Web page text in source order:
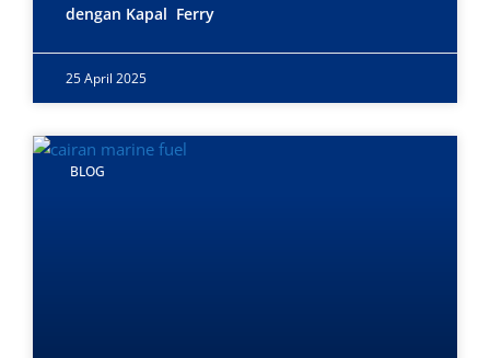
dengan Kapal Ferry
25 April 2025
BLOG